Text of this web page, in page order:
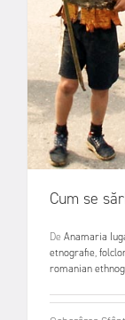
Cum se
De Anamaria
etnografie,
romanian